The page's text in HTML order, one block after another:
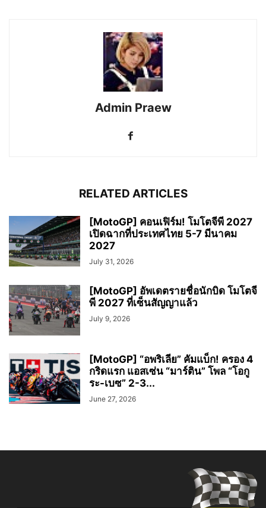
Admin Praew
RELATED ARTICLES
[MotoGP] คอนเฟิร์ม! โมโตจีพี 2027
เปิดฉากที่ประเทศไทย 5-7 มีนาคม
2027
July 31, 2026
[MotoGP] อัพเดตรายชื่อนักบิด โมโตจี
พี 2027 ที่เซ็นสัญญาแล้ว
July 9, 2026
[MotoGP] “อพริเลีย” คัมแบ็ก! ครอง 4
กริดแรก แอสเซ่น “มาร์ติน” โพล “โอกู
ระ-เบซ” 2-3...
June 27, 2026